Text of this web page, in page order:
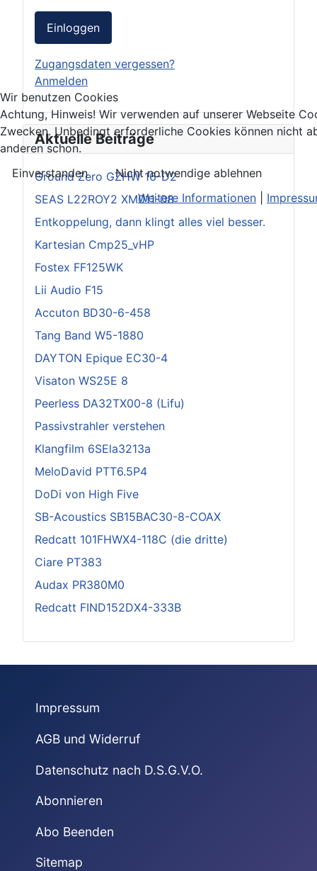
Einloggen
Zugangsdaten vergessen?
Anmelden
Aktuelle Beiträge
Ground Zero GZHW 16-D2
SEAS L22ROY2 XM011-08
Entkoppelung, dann klingt alles viel besser.
Kartesian Cmp25_vHP
Fostex FF125WK
Lii Audio F15
Accuton BD30-6-458
Tang Band W5-1880
DAYTON Epique EC30-4
Visaton WS25E 8
Peerless DA32TX00-8 (Lifu)
Passivstrahler verstehen
Klangfilm 6SEla3213a
MeloDavid PTT6.5P4
DoDi von High Five
SB-Acoustics SB15BAC30-8-COAX
Redcatt 101FHWX4-118C (die dritte)
Ciare PT383
Audax PR380M0
Redcatt FIND152DX4-333B
Impressum
AGB und Widerruf
Datenschutz nach D.S.G.V.O.
Abonnieren
Abo Beenden
Sitemap
Wir benutzen Cookies
Achtung, Hinweis! Wir verwenden auf unserer Webseite
Zwecken. Unbedingt erforderliche Cookies können nicht
anderen schon.
Einverstanden
Nicht notwendige ablehnen
Weitere Informationen